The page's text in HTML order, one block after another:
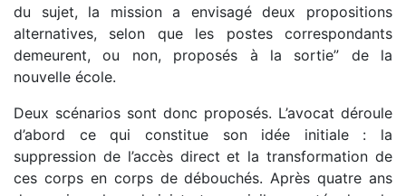
du sujet, la mission a envisagé deux propositions
alternatives, selon que les postes correspondants
demeurent, ou non, proposés à la sortie” de la
nouvelle école.
Deux scénarios sont donc proposés. L’avocat déroule
d’abord ce qui constitue son idée initiale : la
suppression de l’accès direct et la transformation de
ces corps en corps de débouchés. Après quatre ans